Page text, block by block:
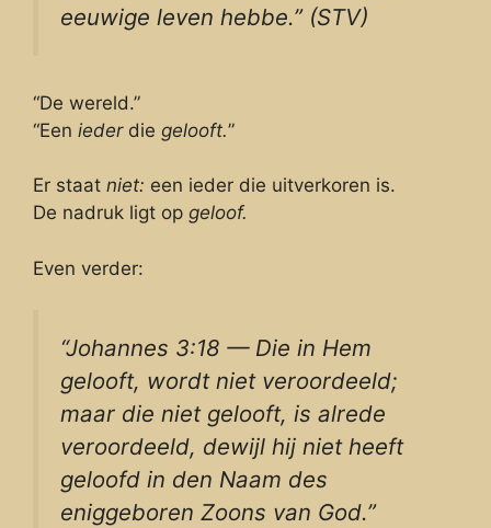
eeuwige leven hebbe.” (STV)
“De wereld.”
“Een iederdie gelooft.”
Er staat niet: een ieder die uitverkoren is.
De nadruk ligt op geloof.
Even verder:
“Johannes 3:18 — Die in Hem
gelooft, wordt niet veroordeeld;
maar die niet gelooft, is alrede
veroordeeld, dewijl hij niet heeft
geloofd in den Naam des
eniggeboren Zoons van God.”